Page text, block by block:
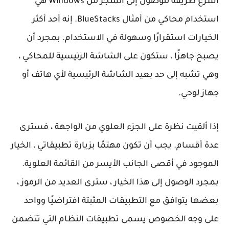
استخدام محاكي من أمثال BlueStacks. إنه أحد أكثر
الخيارات استقرارًا وسهولة في الاستخدام. بمجرد أن
يصبح جاهزًا ، ستكون على الشاشة الرئيسية للمحاكي ،
وهي تشبه إلى حد بعيد الشاشة الرئيسية لأي هاتف أو
جهاز لوحي.
إذا ألقيت نظرة على الجزء العلوي من الواجهة ، فسترى
عدة أقسام. يجب أن تكون مهتمًا بزيارة تطبيقاتي ، الخيار
الموجود في أقصى الجانب الأيسر من القائمة العلوية.
بمجرد الوصول إلى هذا الخيار ، سترى العديد من الرموز ،
بعضها يتوافق مع التطبيقات المثبتة افتراضيًا وواحد
على وجه الخصوص يسمى تطبيقات النظام التي تتضمن